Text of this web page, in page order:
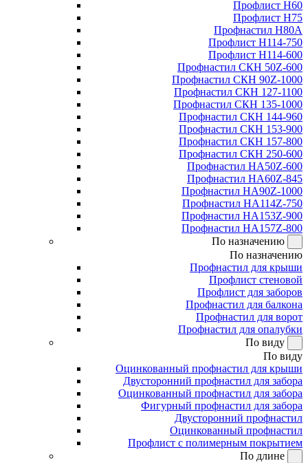
Профлист Н60
Профлист Н75
Профнастил Н80А
Профлист Н114-750
Профлист Н114-600
Профнастил СКН 50Z-600
Профнастил СКН 90Z-1000
Профнастил СКН 127-1100
Профнастил СКН 135-1000
Профнастил СКН 144-960
Профнастил СКН 153-900
Профнастил СКН 157-800
Профнастил СКН 250-600
Профнастил НА50Z-600
Профнастил НА60Z-845
Профнастил НА90Z-1000
Профнастил НА114Z-750
Профнастил НА153Z-900
Профнастил НА157Z-800
По назначению
По назначению
Профнастил для крыши
Профлист стеновой
Профлист для заборов
Профнастил для балкона
Профнастил для ворот
Профнастил для опалубки
По виду
По виду
Оцинкованный профнастил для крыши
Двусторонний профнастил для забора
Оцинкованный профнастил для забора
Фигурный профнастил для забора
Двусторонний профнастил
Оцинкованный профнастил
Профлист с полимерным покрытием
По длине